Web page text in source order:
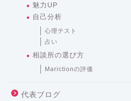
魅力UP
自己分析
心理テスト
占い
相談所の選び方
Marictionの評価
代表ブログ